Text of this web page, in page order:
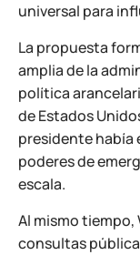
universal para
La propuesta
amplia de la
política
de Estados
presidente había
poderes de
escala.
Al mismo
consultas